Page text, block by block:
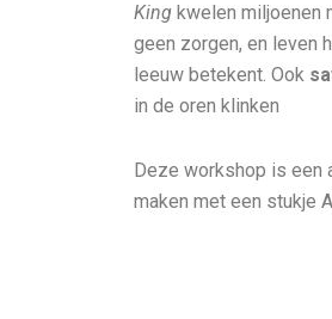
King kwelen miljoenen
geen zorgen, en leven
leeuw betekent. Ook
in de oren klinken
Deze workshop is een
maken met een stukje